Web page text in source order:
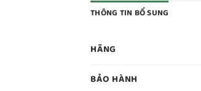
THÔNG TIN BỔ SUNG
HÃNG
BẢO HÀNH